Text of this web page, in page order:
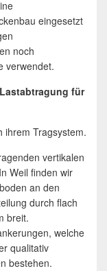
eingesetzt
noch
verwendet.
für
ihrem Tragsystem.
vertikalen
Weil finden wir
an den
durch flach
breit.
welche
qualitativ
bestehen.